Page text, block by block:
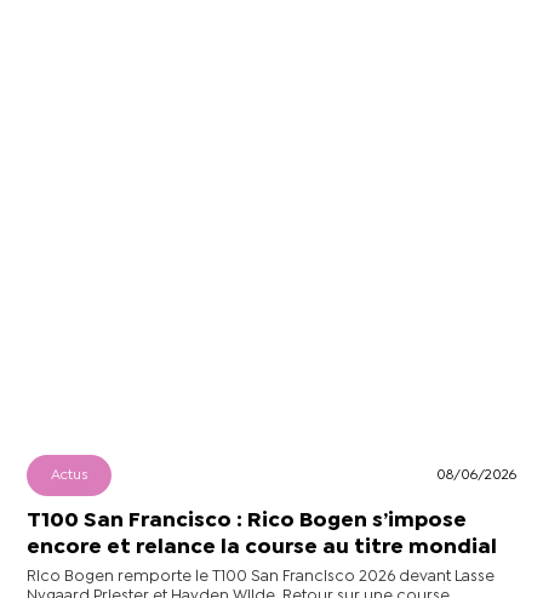
Actus 08/06/2026
T100 San Francisco : Rico Bogen s’impose
encore et relance la course au titre mondial
Rico Bogen remporte le T100 San Francisco 2026 devant Lasse